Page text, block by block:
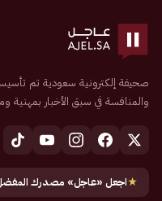
والمنافسة في سبق الأخبار
★اجعل «عاجل» مصدرك